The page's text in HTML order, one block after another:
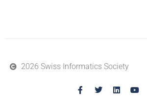
2026 Swiss Informatics Society